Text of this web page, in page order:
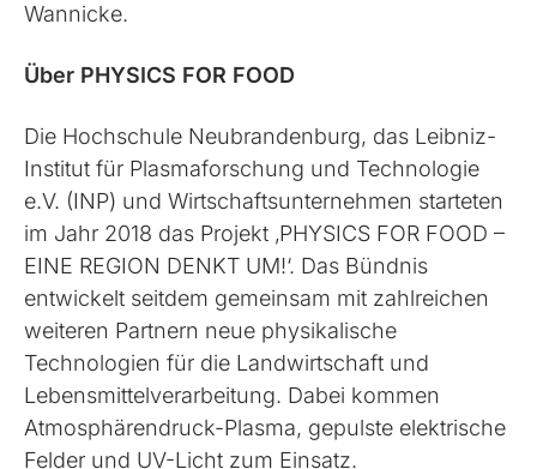
Wannicke.
Über PHYSICS FOR FOOD
Die Hochschule Neubrandenburg, das Leibniz-
Institut für Plasmaforschung und Technologie
e.V. (INP) und Wirtschaftsunternehmen starteten
im Jahr 2018 das Projekt ‚PHYSICS FOR FOOD –
EINE REGION DENKT UM!‘. Das Bündnis
entwickelt seitdem gemeinsam mit zahlreichen
weiteren Partnern neue physikalische
Technologien für die Landwirtschaft und
Lebensmittelverarbeitung. Dabei kommen
Atmosphärendruck-Plasma, gepulste elektrische
Felder und UV-Licht zum Einsatz.